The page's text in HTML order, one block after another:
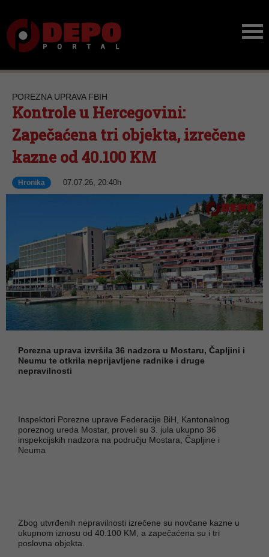
POREZNA UPRAVA FBIH
Kontrole u Hercegovini:
Zapečaćena tri objekta, izrečene
kazne od 40.100 KM
Hronika 07.07.26, 20:40h
Porezna uprava izvršila 36 nadzora u Mostaru, Čapljini i
Neumu te otkrila neprijavljene radnike i druge
nepravilnosti
Inspektori Porezne uprave Federacije BiH, Kantonalnog
poreznog ureda Mostar, proveli su 3. jula ukupno 36
inspekcijskih nadzora na području Mostara, Čapljine i
Neuma
Zbog utvrđenih nepravilnosti izrečene su novčane kazne u
ukupnom iznosu od 40.100 KM, a zapečaćena su i tri
poslovna objekta.